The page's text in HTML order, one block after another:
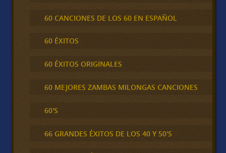
60 CANCIONES DE LOS 60 EN ESPAÑOL
60 ÉXITOS
60 ÉXITOS ORIGINALES
60 MEJORES ZAMBAS MILONGAS CANCIONES
60'S
66 GRANDES ÉXITOS DE LOS 40 Y 50'S